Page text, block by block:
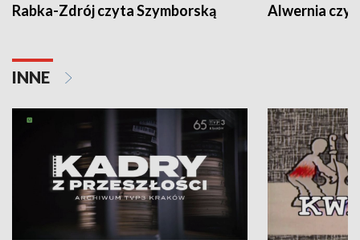
Rabka-Zdrój czyta Szymborską Alwernia
INNE